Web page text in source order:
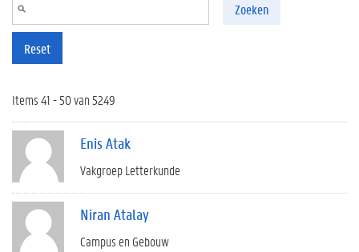
Zoeken
Reset
Items 41 - 50 van 5249
Enis Atak
Vakgroep Letterkunde
Niran Atalay
Campus en Gebouw